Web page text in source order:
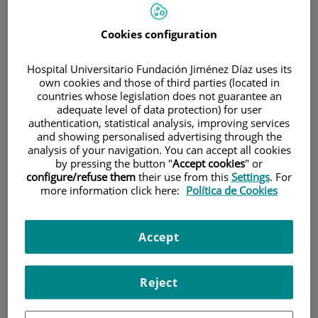
Research
Teléfono de atención al usuario
Cookies configuration
Hospital Universitario Fundación Jiménez Díaz uses its
own cookies and those of third parties (located in
countries whose legislation does not guarantee an
adequate level of data protection) for user
authentication, statistical analysis, improving services
and showing personalised advertising through the
analysis of your navigation. You can accept all cookies
by pressing the button "Accept cookies" or
configure/refuse them their use from this Settings. For
more information click here: Política de Cookies
Reject
Accept